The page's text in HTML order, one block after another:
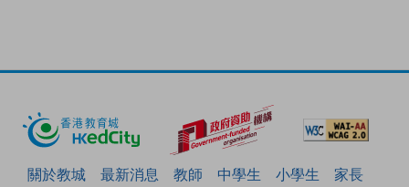
關於教城 最新消息 教師 中學生 小學生
家長